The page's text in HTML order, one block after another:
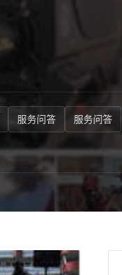
服务问答
服务问答